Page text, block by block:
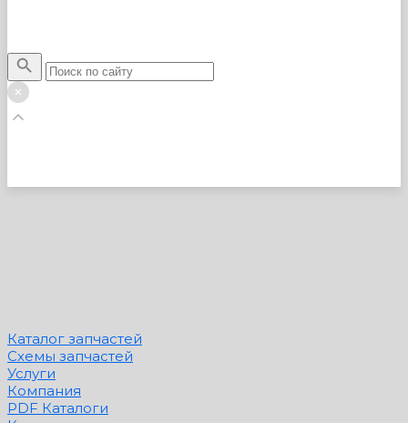
Каталог запчастей
Схемы запчастей
Услуги
Компания
PDF Каталоги